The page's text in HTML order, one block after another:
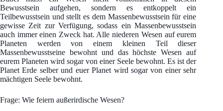
Bewusstsein aufgehen, sondern es entkoppelt ein
Teilbewusstsein und stellt es dem Massenbewusstsein für eine
gewisse Zeit zur Verfügung, sodass ein Massenbewusstsein
auch immer einen Zweck hat. Alle niederen Wesen auf eurem
Planeten werden von einem kleinen Teil dieser
Massenbewusstseine bewohnt und das höchste Wesen auf
eurem Planeten wird sogar von einer Seele bewohnt. Es ist der
Planet Erde selber und euer Planet wird sogar von einer sehr
mächtigen Seele bewohnt.
Frage: Wie feiern außerirdische Wesen?